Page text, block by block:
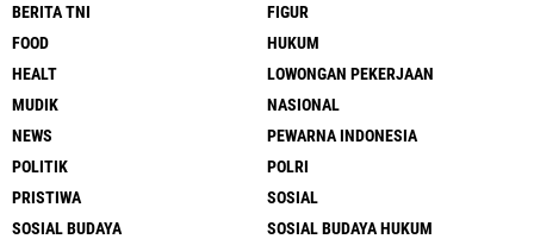
BERITA TNI
FIGUR
FOOD
HUKUM
HEALT
LOWONGAN PEKERJAAN
MUDIK
NASIONAL
NEWS
PEWARNA INDONESIA
POLITIK
POLRI
PRISTIWA
SOSIAL
SOSIAL BUDAYA
SOSIAL BUDAYA HUKUM